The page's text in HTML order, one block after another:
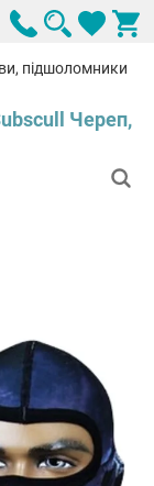
підшоломники
Череп,